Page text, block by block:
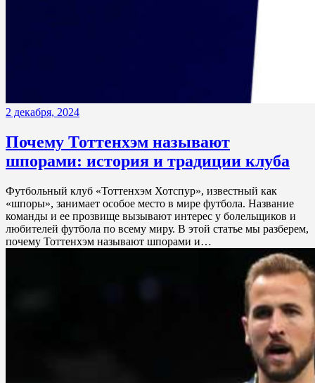
2 декабря, 2024
Почему Тоттенхэм называют
шпорами: история и традиции клуба
Футбольный клуб «Тоттенхэм Хотспур», известный как
«шпоры», занимает особое место в мире футбола. Название
команды и ее прозвище вызывают интерес у болельщиков и
любителей футбола по всему миру. В этой статье мы разберем,
почему Тоттенхэм называют шпорами и…